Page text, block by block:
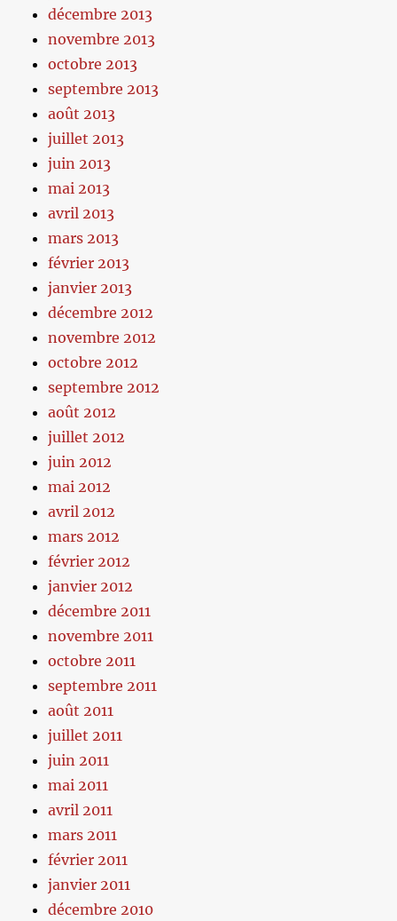
décembre 2013
novembre 2013
octobre 2013
septembre 2013
août 2013
juillet 2013
juin 2013
mai 2013
avril 2013
mars 2013
février 2013
janvier 2013
décembre 2012
novembre 2012
octobre 2012
septembre 2012
août 2012
juillet 2012
juin 2012
mai 2012
avril 2012
mars 2012
février 2012
janvier 2012
décembre 2011
novembre 2011
octobre 2011
septembre 2011
août 2011
juillet 2011
juin 2011
mai 2011
avril 2011
mars 2011
février 2011
janvier 2011
décembre 2010